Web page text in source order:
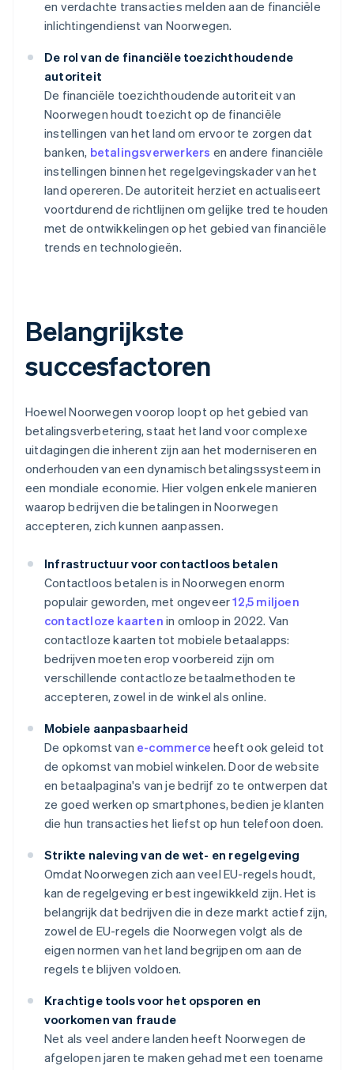
en verdachte transacties melden aan de financiële
inlichtingendienst van Noorwegen.
De rol van de financiële toezichthoudende
autoriteit
De financiële toezichthoudende autoriteit van
Noorwegen houdt toezicht op de financiële
instellingen van het land om ervoor te zorgen dat
banken, betalingsverwerkers en andere financiële
instellingen binnen het regelgevingskader van het
land opereren. De autoriteit herziet en actualiseert
voortdurend de richtlijnen om gelijke tred te houden
met de ontwikkelingen op het gebied van financiële
trends en technologieën.
Belangrijkste
succesfactoren
Hoewel Noorwegen voorop loopt op het gebied van
betalingsverbetering, staat het land voor complexe
uitdagingen die inherent zijn aan het moderniseren en
onderhouden van een dynamisch betalingssysteem in
een mondiale economie. Hier volgen enkele manieren
waarop bedrijven die betalingen in Noorwegen
accepteren, zich kunnen aanpassen.
Infrastructuur voor contactloos betalen
Contactloos betalen is in Noorwegen enorm
populair geworden, met ongeveer12,5 miljoen
contactloze kaarten in omloop in 2022. Van
contactloze kaarten tot mobiele betaalapps:
bedrijven moeten erop voorbereid zijn om
verschillende contactloze betaalmethoden te
accepteren, zowel in de winkel als online.
Mobiele aanpasbaarheid
De opkomst van e-commerce heeft ook geleid tot
de opkomst van mobiel winkelen. Door de website
en betaalpagina's van je bedrijf zo te ontwerpen dat
ze goed werken op smartphones, bedien je klanten
die hun transacties het liefst op hun telefoon doen.
Strikte naleving van de wet- en regelgeving
Omdat Noorwegen zich aan veel EU-regels houdt,
kan de regelgeving er best ingewikkeld zijn. Het is
belangrijk dat bedrijven die in deze markt actief zijn,
zowel de EU-regels die Noorwegen volgt als de
eigen normen van het land begrijpen om aan de
regels te blijven voldoen.
Krachtige tools voor het opsporen en
voorkomen van fraude
Net als veel andere landen heeft Noorwegen de
afgelopen jaren te maken gehad met een toename